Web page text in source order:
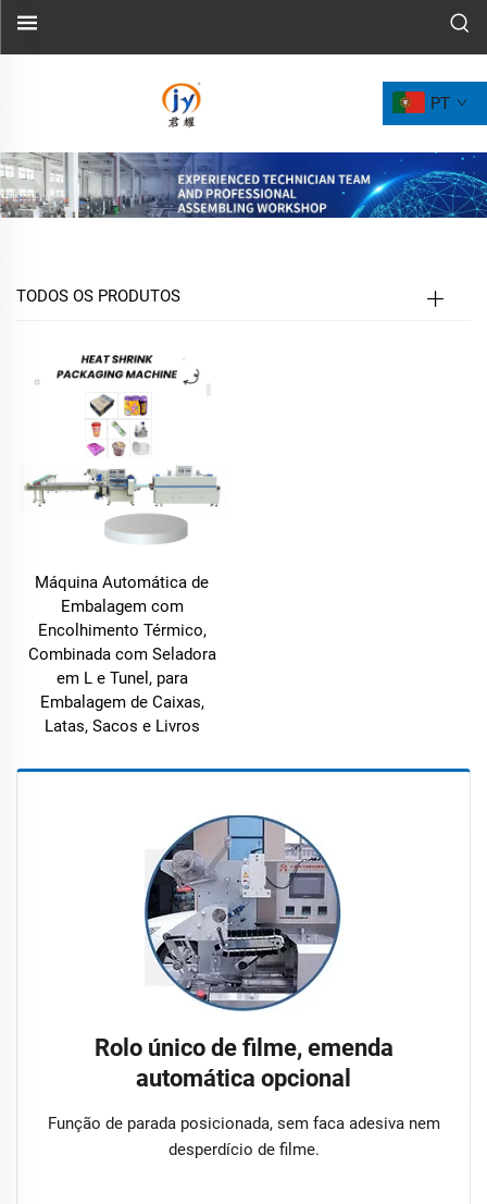
PT
TODOS OS PRODUTOS
Máquina Automática de
Embalagem com
Encolhimento Térmico,
Combinada com Seladora
em L e Tunel, para
Embalagem de Caixas,
Latas, Sacos e Livros
Rolo único de filme, emenda
automática opcional
Função de parada posicionada, sem faca adesiva nem
desperdício de filme.